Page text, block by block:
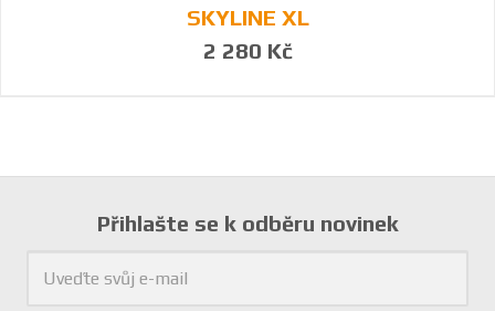
SKYLINE XL
2 280 Kč
Přihlašte se k odběru novinek